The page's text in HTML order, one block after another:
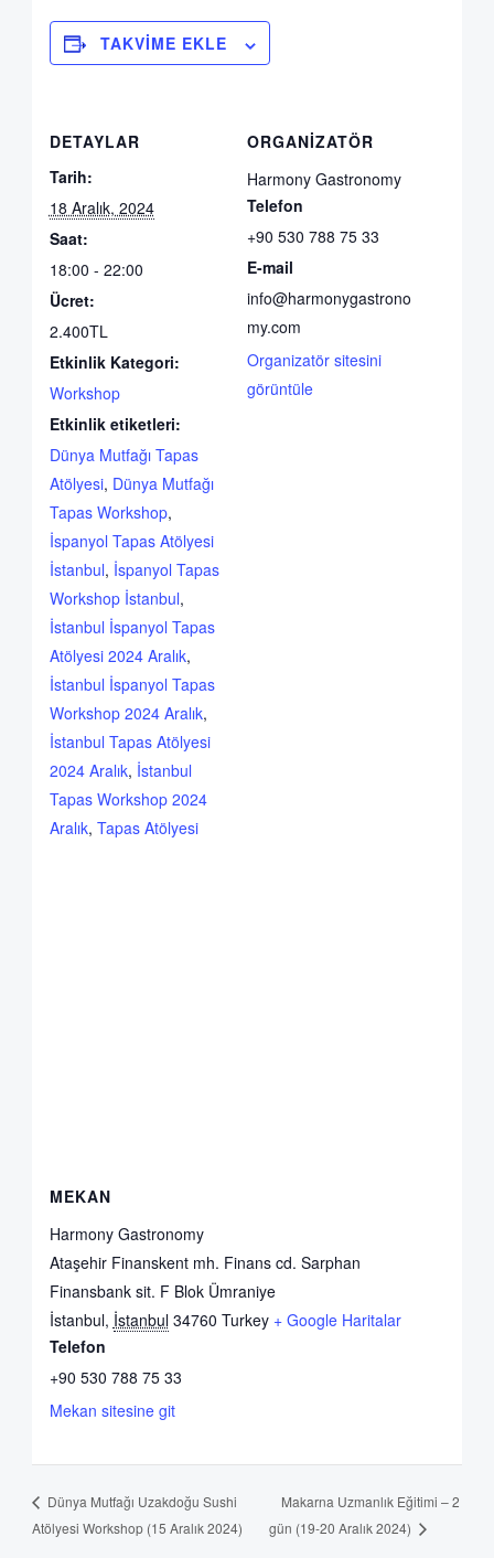
TAKVIME EKLE
DETAYLAR
Tarih:
18 Aralık, 2024
Saat:
18:00 - 22:00
Ücret:
2.400TL
Etkinlik Kategori:
Workshop
Etkinlik etiketleri:
Dünya Mutfağı Tapas
Atölyesi, Dünya Mutfağı
Tapas Workshop,
İspanyol Tapas Atölyesi
İstanbul, İspanyol Tapas
Workshop İstanbul,
İstanbul İspanyol Tapas
Atölyesi 2024 Aralık,
İstanbul İspanyol Tapas
Workshop 2024 Aralık,
İstanbul Tapas Atölyesi
2024 Aralık, İstanbul
Tapas Workshop 2024
Aralık, Tapas Atölyesi
ORGANIZATÖR
Harmony Gastronomy
Telefon
+90 530 788 75 33
E-mail
info@harmonygastrono
my.com
Organizatör sitesini
görüntüle
MEKAN
Harmony Gastronomy
Ataşehir Finanskent mh. Finans cd. Sarphan
Finansbank sit. F Blok Ümraniye
İstanbul, İstanbul 34760 Turkey + Google Haritalar
Telefon
+90 530 788 75 33
Mekan sitesine git
Dünya Mutfağı Uzakdoğu Sushi
Atölyesi Workshop (15 Aralık 2024)
Makarna Uzmanlık Eğitimi – 2
gün (19-20 Aralık 2024)